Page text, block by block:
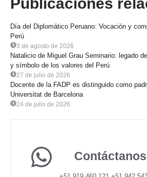
Día del Diplomático Peruano: Vocación y
Perú
3 de agosto de 2026
Natalicio de Miguel Grau Seminario: legado
y símbolo de los valores del Perú
27 de julio de 2026
Docente de la FADP es distinguido como
Universitat de Barcelona
24 de julio de 2026
Contáctanos